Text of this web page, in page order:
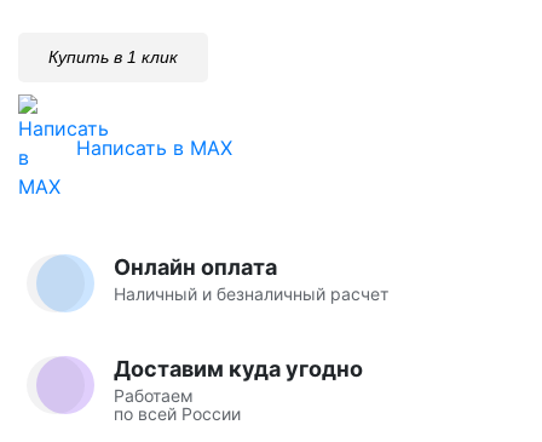
Купить в 1 клик
Написать в MAX
Онлайн оплата
Наличный и безналичный расчет
Доставим куда угодно
Работаем
по всей России